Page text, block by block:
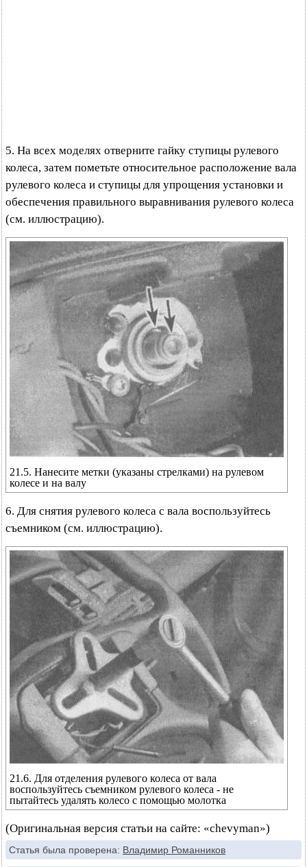
5. На всех моделях отверните гайку ступицы рулевого
колеса, затем пометьте относительное расположение вала
рулевого колеса и ступицы для упрощения установки и
обеспечения правильного выравнивания рулевого колеса
(см. иллюстрацию).
21.5. Нанесите метки (указаны стрелками) на рулевом
колесе и на валу
6. Для снятия рулевого колеса с вала воспользуйтесь
съемником (см. иллюстрацию).
21.6. Для отделения рулевого колеса от вала
воспользуйтесь съемником рулевого колеса - не
пытайтесь удалять колесо с помощью молотка
(Оригинальная версия статьи на сайте: «chevyman»)
Статья была проверена: Владимир Романников